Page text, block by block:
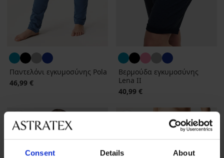
Consent Details About
Παντελόνι εγκυμοσύνης Pola
46,99 €
Βερμούδα εγκυμοσύνης
Lena II
40,99 €